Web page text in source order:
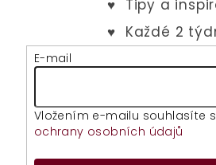
E-mail
Vložením e-mailu souhlasíte s
ochrany osobních údajů